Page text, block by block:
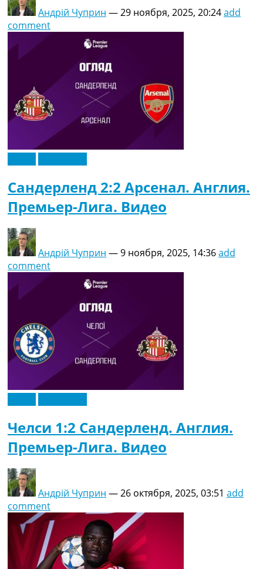
Андрій Чуприн —29 ноября, 2025, 20:24add
comment
Сандерленд 2:2 Арсенал. Англия.
Премьер-Лига. Видео
Андрій Чуприн —9 ноября, 2025, 14:36add
comment
Челси 1:2 Сандерленд. Англия.
Премьер-Лига. Видео
Андрій Чуприн —26 октября, 2025, 03:51 add
comment